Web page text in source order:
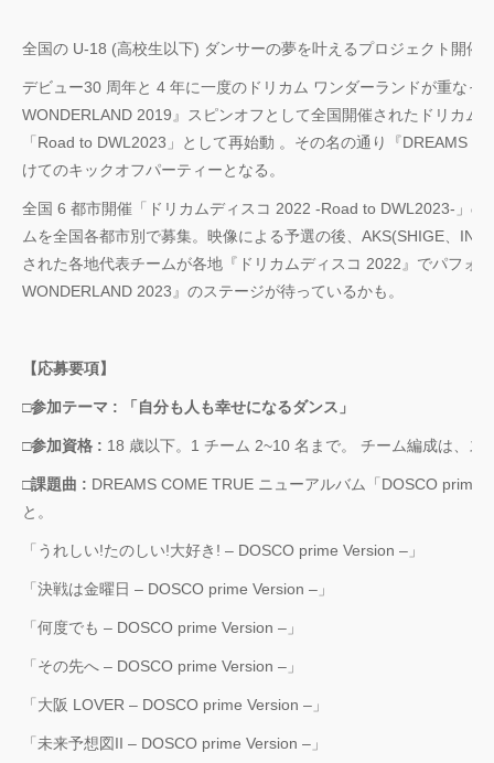
“心が動く瞬間”を集
めて。120人で過去
最高に挑むダンス
演『ANTENNA』
梅田宏明＋Somatic
Field Project ダン
公演「動態 ‒
FINAL 2DAYS
PARCO PRODUCE
全国の U-18 (高校生以下) ダンサーの夢を叶えるプロジェクト開催!
デビュー30 周年と 4 年に一度のドリカム ワンダーランドが重なっ
WONDERLAND 2019』スピンオフとして全国開催されたドリカ
「Road to DWL2023」として再始動 。その名の通り『DREAMS
けてのキックオフパーティーとなる。
全国 6 都市開催「ドリカムディスコ 2022 -Road to DWL2023-」
ムを全国各都市別で募集。映像による予選の後、AKS(SHIGE、
された各地代表チームが各地『ドリカムディスコ 2022』でパフォ
WONDERLAND 2023』のステージが待っているかも。
【応募要項】
□参加テーマ : 「自分も人も幸せになるダンス」
□参加資格 : 18 歳以下。1 チーム 2~10 名まで。 チーム編成は、
□課題曲 : DREAMS COME TRUE ニューアルバム「DOSCO
と。
「うれしい!たのしい!大好き! – DOSCO prime Version –」
「決戦は金曜日 – DOSCO prime Version –」
「何度でも – DOSCO prime Version –」
「その先へ – DOSCO prime Version –」
「大阪 LOVER – DOSCO prime Version –」
「未来予想図II – DOSCO prime Version –」